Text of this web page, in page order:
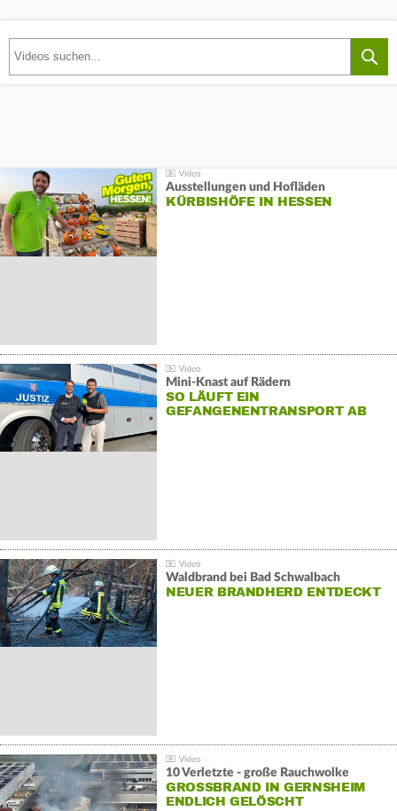
Ausstellungen und Hofläden
KÜRBISHÖFE IN HESSEN
Mini-Knast auf Rädern
SO LÄUFT EIN
GEFANGENENTRANSPORT AB
Waldbrand bei Bad Schwalbach
NEUER BRANDHERD ENTDECKT
10 Verletzte - große Rauchwolke
GROSSBRAND IN GERNSHEIM E
NDLICH GELÖSCHT